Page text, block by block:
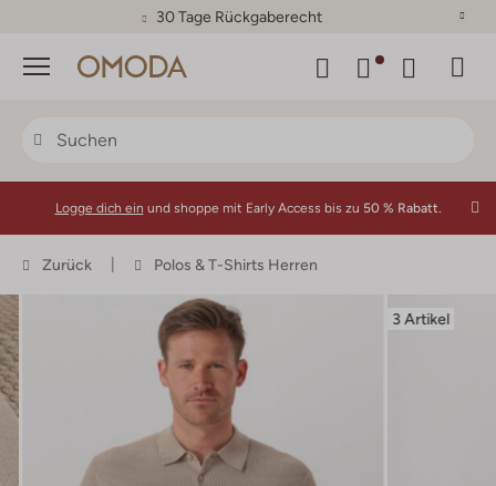
30 Tage Rückgaberecht
Menü
Logge dich ein und shoppe mit Early Access bis zu 50 % Rabatt.
Zurück Polos & T-Shirts Herren
3 Artikel